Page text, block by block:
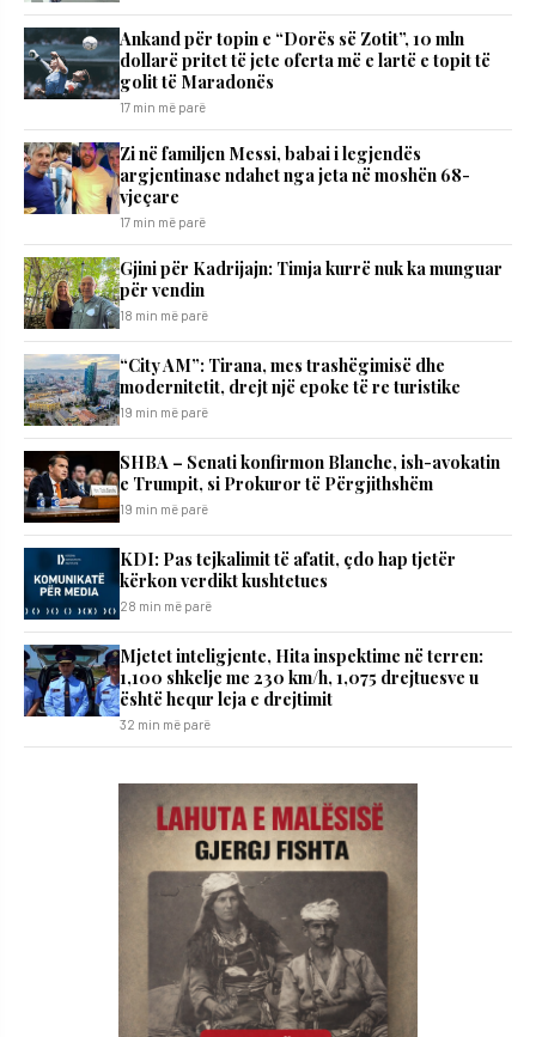
Ankand për topin e “Dorës së Zotit”, 10 mln
dollarë pritet të jete oferta më e lartë e topit të
golit të Maradonës
17 min më parë
Zi në familjen Messi, babai i legjendës
argjentinase ndahet nga jeta në moshën 68-
vjeçare
17 min më parë
​Gjini për Kadrijajn: Timja kurrë nuk ka munguar
për vendin
18 min më parë
“City AM”: Tirana, mes trashëgimisë dhe
modernitetit, drejt një epoke të re turistike
19 min më parë
SHBA – Senati konfirmon Blanche, ish-avokatin
e Trumpit, si Prokuror të Përgjithshëm
19 min më parë
KDI: Pas tejkalimit të afatit, çdo hap tjetër
kërkon verdikt kushtetues
28 min më parë
Mjetet inteligjente, Hita inspektime në terren:
1,100 shkelje me 230 km/h, 1,075 drejtuesve u
është hequr leja e drejtimit
32 min më parë